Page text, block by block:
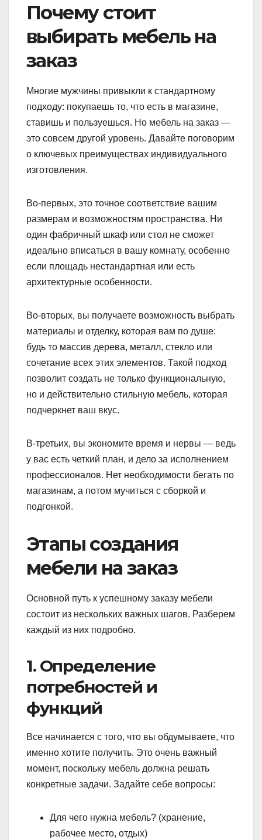
Почему стоит
выбирать мебель на
заказ
Многие мужчины привыкли к стандартному
подходу: покупаешь то, что есть в магазине,
ставишь и пользуешься. Но мебель на заказ —
это совсем другой уровень. Давайте поговорим
о ключевых преимуществах индивидуального
изготовления.
Во-первых, это точное соответствие вашим
размерам и возможностям пространства. Ни
один фабричный шкаф или стол не сможет
идеально вписаться в вашу комнату, особенно
если площадь нестандартная или есть
архитектурные особенности.
Во-вторых, вы получаете возможность выбрать
материалы и отделку, которая вам по душе:
будь то массив дерева, металл, стекло или
сочетание всех этих элементов. Такой подход
позволит создать не только функциональную,
но и действительно стильную мебель, которая
подчеркнет ваш вкус.
В-третьих, вы экономите время и нервы — ведь
у вас есть четкий план, и дело за исполнением
профессионалов. Нет необходимости бегать по
магазинам, а потом мучиться с сборкой и
подгонкой.
Этапы создания
мебели на заказ
Основной путь к успешному заказу мебели
состоит из нескольких важных шагов. Разберем
каждый из них подробно.
1. Определение
потребностей и
функций
Все начинается с того, что вы обдумываете, что
именно хотите получить. Это очень важный
момент, поскольку мебель должна решать
конкретные задачи. Задайте себе вопросы:
Для чего нужна мебель? (хранение,
рабочее место, отдых)